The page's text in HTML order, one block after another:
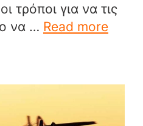
τρόποι για να τις
να … Read more